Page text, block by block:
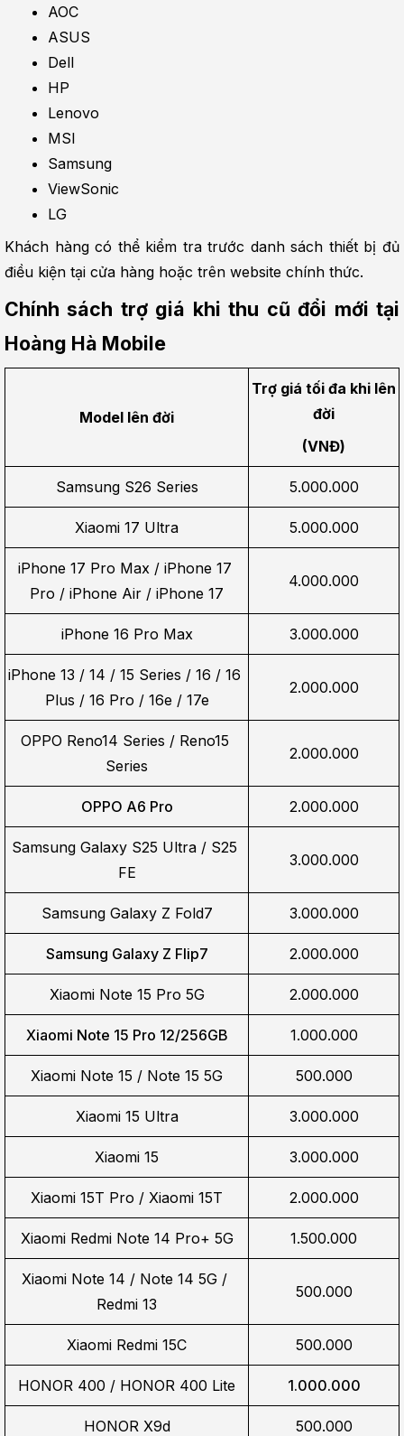
AOC
ASUS
Dell
HP
Lenovo
MSI
Samsung
ViewSonic
LG
Khách hàng có thể kiểm tra trước danh sách thiết bị đủ
điều kiện tại cửa hàng hoặc trên website chính thức.
Chính sách trợ giá khi thu cũ đổi mới tại
Hoàng Hà Mobile
Model lên đời
Trợ giá tối đa khi lên
đời
(VNĐ)
Samsung S26 Series 5.000.000
Xiaomi 17 Ultra 5.000.000
iPhone 17 Pro Max / iPhone 17
Pro / iPhone Air / iPhone 17
4.000.000
iPhone 16 Pro Max 3.000.000
iPhone 13 / 14 / 15 Series / 16 / 16
Plus / 16 Pro / 16e / 17e
2.000.000
OPPO Reno14 Series / Reno15
Series
2.000.000
OPPO A6 Pro 2.000.000
Samsung Galaxy S25 Ultra / S25
FE
3.000.000
Samsung Galaxy Z Fold7 3.000.000
Samsung Galaxy Z Flip7 2.000.000
Xiaomi Note 15 Pro 5G 2.000.000
Xiaomi Note 15 Pro 12/256GB 1.000.000
Xiaomi Note 15 / Note 15 5G 500.000
Xiaomi 15 Ultra 3.000.000
Xiaomi 15 3.000.000
Xiaomi 15T Pro / Xiaomi 15T 2.000.000
Xiaomi Redmi Note 14 Pro+ 5G 1.500.000
Xiaomi Note 14 / Note 14 5G /
Redmi 13
500.000
Xiaomi Redmi 15C 500.000
HONOR 400 / HONOR 400 Lite 1.000.000
HONOR X9d 500.000